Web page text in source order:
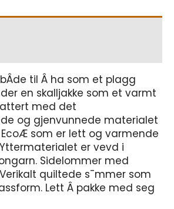
til Â ha som et plagg
en skalljakke som et varmt
med det
og gjenvunnede materialet
som er lett og varmende
er vevd i
Sidelommer med
quiltede s¯mmer som
Lett Â pakke med seg